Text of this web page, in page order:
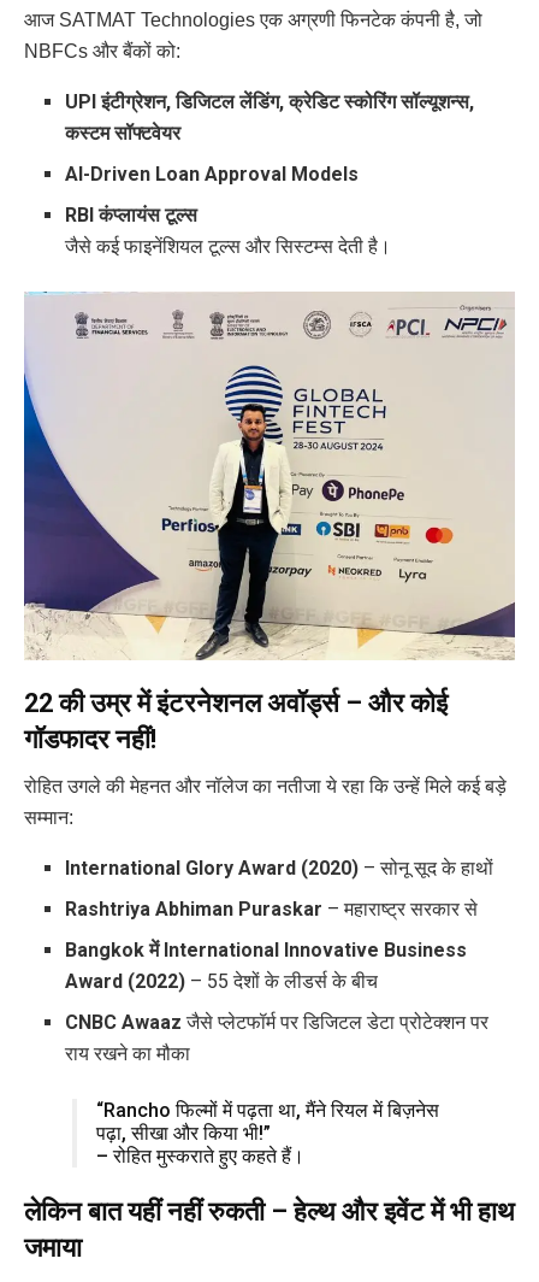
आज SATMAT Technologies एक अग्रणी फिनटेक कंपनी है, जो
NBFCs और बैंकों को:
UPI इंटीग्रेशन, डिजिटल लेंडिंग, क्रेडिट स्कोरिंग सॉल्यूशन्स,
कस्टम सॉफ्टवेयर
AI-Driven Loan Approval Models
RBI कंप्लायंस टूल्स
जैसे कई फाइनेंशियल टूल्स और सिस्टम्स देती है।
22 की उम्र में इंटरनेशनल अवॉर्ड्स – और कोई
गॉडफादर नहीं!
रोहित उगले की मेहनत और नॉलेज का नतीजा ये रहा कि उन्हें मिले कई बड़े
सम्मान:
International Glory Award (2020) – सोनू सूद के हाथों
Rashtriya Abhiman Puraskar – महाराष्ट्र सरकार से
Bangkok में International Innovative Business
Award (2022) – 55 देशों के लीडर्स के बीच
CNBC Awaaz जैसे प्लेटफॉर्म पर डिजिटल डेटा प्रोटेक्शन पर
राय रखने का मौका
“Rancho फिल्मों में पढ़ता था, मैंने रियल में बिज़नेस
पढ़ा, सीखा और किया भी!”
– रोहित मुस्कराते हुए कहते हैं।
लेकिन बात यहीं नहीं रुकती – हेल्थ और इवेंट में भी हाथ
जमाया